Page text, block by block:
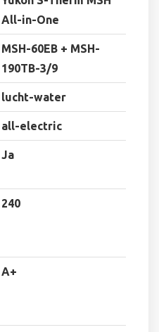
All-in-One
MSH-60EB + MSH-
190TB-3/9
lucht-water
all-electric
Ja
240
A+